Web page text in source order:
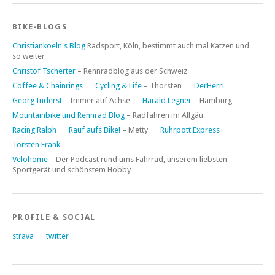
BIKE-BLOGS
Christiankoeln's Blog Radsport, Köln, bestimmt auch mal Katzen und
so weiter
Christof Tscherter – Rennradblog aus der Schweiz
Coffee & Chainrings
Cycling & Life – Thorsten
DerHerrL
Georg Inderst – Immer auf Achse Harald Legner – Hamburg
Mountainbike und Rennrad Blog – Radfahren im Allgäu
Racing Ralph
Rauf aufs Bike! – Metty
Ruhrpott Express
Torsten Frank
Velohome – Der Podcast rund ums Fahrrad, unserem liebsten
Sportgerät und schönstem Hobby
PROFILE & SOCIAL
strava twitter